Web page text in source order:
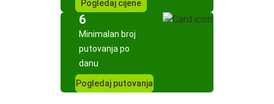
Pogledaj cijene
6
Minimalan broj
putovanja po
danu
Pogledaj putovanja